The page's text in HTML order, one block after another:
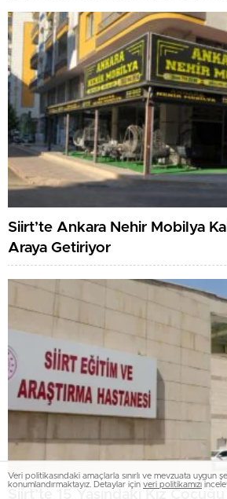
Siirt’te Ankara Nehir Mobilya
Araya Getiriyor
Veri politikasındaki amaçlarla sınırlı ve mevzuata uygun
konumlandırmaktayız. Detaylar için veri politikamızı